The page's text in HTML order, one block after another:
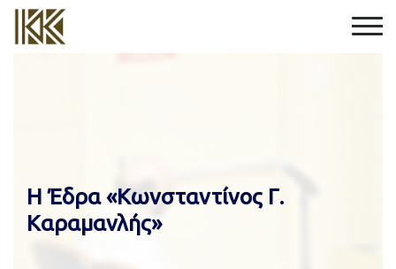
Η Έδρα «Κωνσταντίνος Γ.
Καραμανλής»